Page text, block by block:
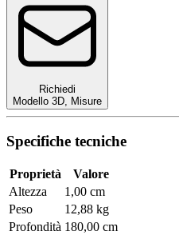
Richiedi
Modello 3D
Misure
Specifiche tecniche
Proprietà
Valore
Altezza
1,00 cm
Peso
12,88 kg
Profondità 180,00 cm